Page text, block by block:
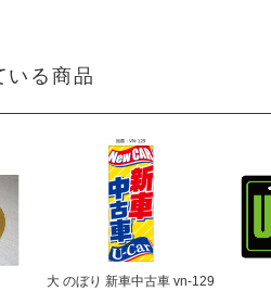
いる商品
大 のぼり 新車中古車 vn-129